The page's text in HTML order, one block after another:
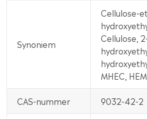
Synoniem
Cellulose-
Cellulose,
MHEC,
CAS-nummer 9032-42-2